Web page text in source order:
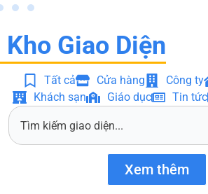
Kho Giao Diện
Tất cả Cửa hàng Công ty
Khách sạn
Giáo dục Tin tức
S
Xem thêm